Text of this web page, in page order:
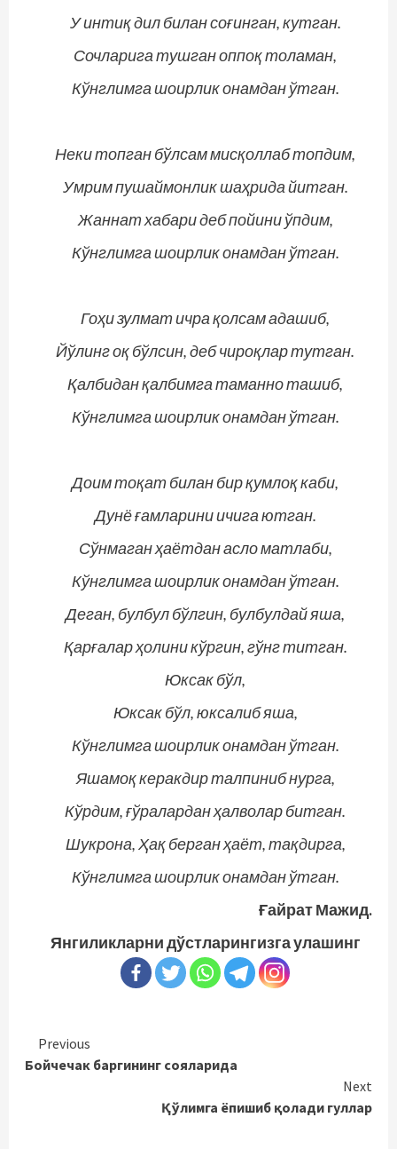
У интиқ дил билан соғинган, кутган.
Сочларига тушган оппоқ толаман,
Кўнглимга шоирлик онамдан ўтган.
Неки топган бўлсам мисқоллаб топдим,
Умрим пушаймонлик шаҳрида йитган.
Жаннат хабари деб пойини ўпдим,
Кўнглимга шоирлик онамдан ўтган.
Гоҳи зулмат ичра қолсам адашиб,
Йўлинг оқ бўлсин, деб чироқлар тутган.
Қалбидан қалбимга таманно ташиб,
Кўнглимга шоирлик онамдан ўтган.
Доим тоқат билан бир қумлоқ каби,
Дунё ғамларини ичига ютган.
Сўнмаган ҳаётдан асло матлаби,
Кўнглимга шоирлик онамдан ўтган.
Деган, булбул бўлгин, булбулдай яша,
Қарғалар ҳолини кўргин, гўнг титган.
Юксак бўл,
Юксак бўл, юксалиб яша,
Кўнглимга шоирлик онамдан ўтган.
Яшамоқ керакдир талпиниб нурга,
Кўрдим, ғўралардан ҳалволар битган.
Шукрона, Ҳақ берган ҳаёт, тақдирга,
Кўнглимга шоирлик онамдан ўтган.
Ғайрат Мажид.
Янгиликларни дўстларингизга улашинг
Continue
Reading
Previous
Бойчечак баргининг сояларида
Next
Қўлимга ёпишиб қолади гуллар